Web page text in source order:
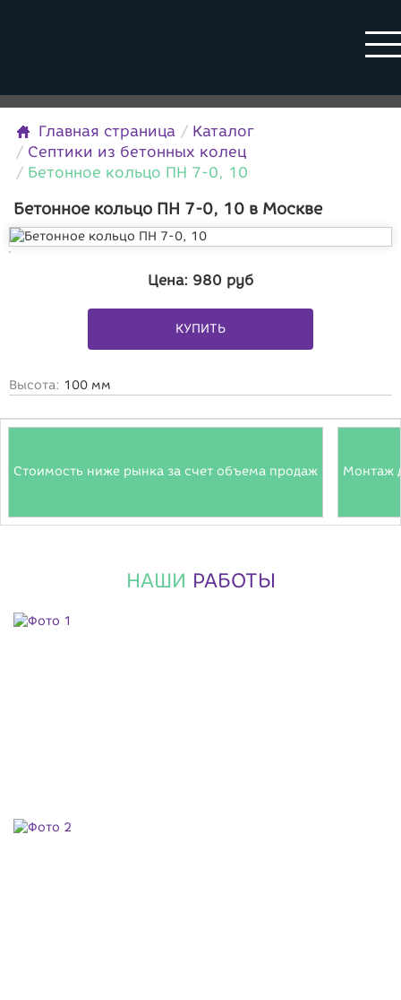
Главная страница
Каталог
Септики из бетонных колец
Бетонное кольцо ПН 7-0, 10
Бетонное кольцо ПН 7-0, 10 в Москве
Цена: 980 руб
КУПИТЬ
Высота: 100 мм
Стоимость ниже рынка за счет объема продаж Монтаж
НАШИ РАБОТЫ